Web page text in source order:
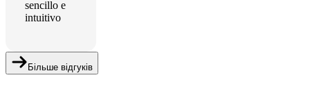
sencillo e
intuitivo
Більше відгуків